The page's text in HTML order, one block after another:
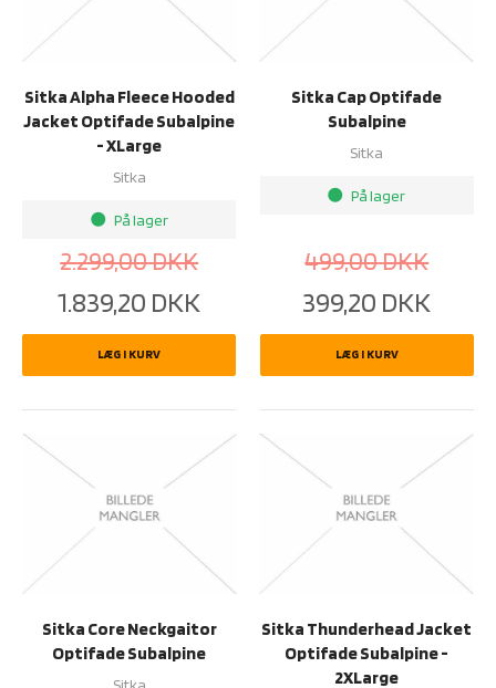
Sitka Alpha Fleece Hooded
Jacket Optifade Subalpine
- XLarge
Sitka
brightness_1 På lager
2.299,00DKK
1.839,20 DKK
LÆG I KURV
Sitka Cap Optifade
Subalpine
Sitka
brightness_1 På lager
499,00DKK
399,20 DKK
LÆG I KURV
Sitka Core Neckgaitor
Optifade Subalpine
Sitka
Sitka Thunderhead Jacket
Optifade Subalpine -
2XLarge